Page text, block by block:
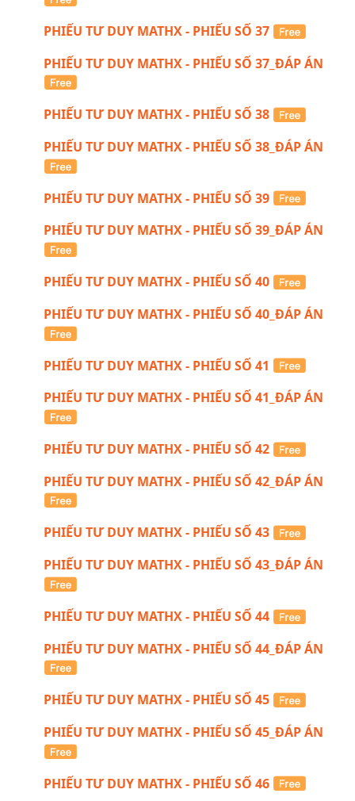
PHIẾU TƯ DUY MATHX - PHIẾU SỐ 37
PHIẾU TƯ DUY MATHX - PHIẾU SỐ 37_ĐÁP ÁN
PHIẾU TƯ DUY MATHX - PHIẾU SỐ 38
PHIẾU TƯ DUY MATHX - PHIẾU SỐ 38_ĐÁP ÁN
PHIẾU TƯ DUY MATHX - PHIẾU SỐ 39
PHIẾU TƯ DUY MATHX - PHIẾU SỐ 39_ĐÁP ÁN
PHIẾU TƯ DUY MATHX - PHIẾU SỐ 40
PHIẾU TƯ DUY MATHX - PHIẾU SỐ 40_ĐÁP ÁN
PHIẾU TƯ DUY MATHX - PHIẾU SỐ 41
PHIẾU TƯ DUY MATHX - PHIẾU SỐ 41_ĐÁP ÁN
PHIẾU TƯ DUY MATHX - PHIẾU SỐ 42
PHIẾU TƯ DUY MATHX - PHIẾU SỐ 42_ĐÁP ÁN
PHIẾU TƯ DUY MATHX - PHIẾU SỐ 43
PHIẾU TƯ DUY MATHX - PHIẾU SỐ 43_ĐÁP ÁN
PHIẾU TƯ DUY MATHX - PHIẾU SỐ 44
PHIẾU TƯ DUY MATHX - PHIẾU SỐ 44_ĐÁP ÁN
PHIẾU TƯ DUY MATHX - PHIẾU SỐ 45
PHIẾU TƯ DUY MATHX - PHIẾU SỐ 45_ĐÁP ÁN
PHIẾU TƯ DUY MATHX - PHIẾU SỐ 46